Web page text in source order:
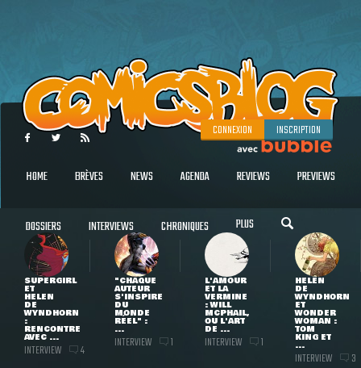
CONNEXION INSCRIPTION
HOME BRÈVES NEWS AGENDA REVIEWS PREVIEWS
DOSSIERS INTERVIEWS CHRONIQUES PLUS
SUPERGIRL
ET
HELEN
DE
WYNDHORN
:
RENCONTRE
AVEC ...
INTERVIEW 4
"CHAQUE
AUTEUR
S'INSPIRE
DU
MONDE
RÉEL" :
...
INTERVIEW 1
L'AMOUR
ET LA
VERMINE
: WILL
MCPHAIL,
OU L'ART
DE ...
INTERVIEW 1
HELEN
DE
WYNDHORN
ET
WONDER
WOMAN :
TOM
KING ET
...
INTERVIEW 3